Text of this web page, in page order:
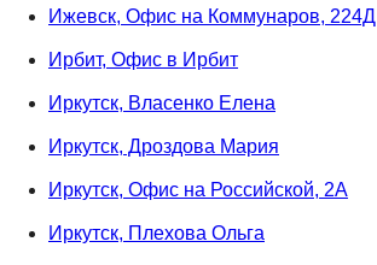
Ижевск, Офис на Коммунаров, 224Д
Ирбит, Офис в Ирбит
Иркутск, Власенко Елена
Иркутск, Дроздова Мария
Иркутск, Офис на Российской, 2А
Иркутск, Плехова Ольга